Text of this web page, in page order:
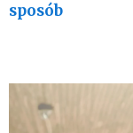
sposób